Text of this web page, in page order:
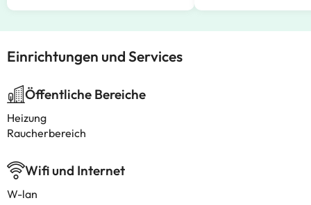
Einrichtungen und Services
Öffentliche Bereiche
Heizung
Raucherbereich
Wifi und Internet
W-lan